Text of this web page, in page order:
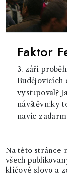
Faktor
3. září
Budějovicích
vystupoval?
návštěvníky
navíc
Na této stránce
všech
klíčové slovo a